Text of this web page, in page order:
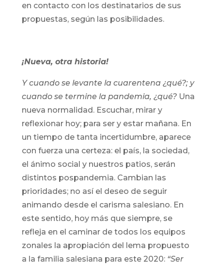
en contacto con los destinatarios de sus
propuestas, según las posibilidades.
¡Nueva, otra historia!
Y cuando se levante la cuarentena ¿qué?; y
cuando se termine la pandemia, ¿qué?Una
nueva normalidad. Escuchar, mirar y
reflexionar hoy; para ser y estar mañana. En
un tiempo de tanta incertidumbre, aparece
con fuerza una certeza: el país, la sociedad,
el ánimo social y nuestros patios, serán
distintos pospandemia. Cambian las
prioridades; no así el deseo de seguir
animando desde el carisma salesiano. En
este sentido, hoy más que siempre, se
refleja en el caminar de todos los equipos
zonales la apropiación del lema propuesto
a la familia salesiana para este 2020: “Ser